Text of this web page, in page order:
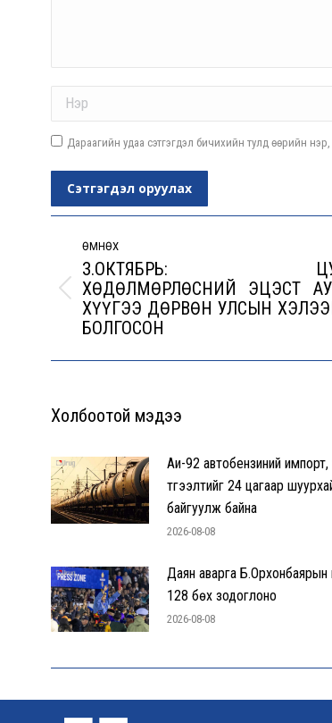
Дараагийн удаа сэтгэгдэл бичихийн тулд өөрийн
Сэтгэгдэл оруулах
navigation
ӨМНӨХ
Previous
post:
З.ОКТЯБРЬ:
ХӨДӨЛМӨРЛӨСНИЙ ЭЦЭСТ
ХҮҮГЭЭ ДӨРВӨН УЛСЫН
БОЛГОСОН
Холбоотой мэдээ
Аи-92 автобензиний
түгээлтийг 24 цагаар
байгуулж байна
2026-08-08
Даян аварга Б.Орхонбаярын
128 бөх зодоглоно
2026-08-08